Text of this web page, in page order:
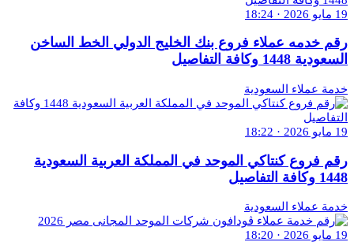
19 مايو 2026 · 18:24
رقم خدمه عملاء فروع بنك الخليج الدولي الخط الساخن
السعودية 1448 وكافة التفاصيل
خدمة عملاء السعودية
19 مايو 2026 · 18:22
رقم فروع كنتاكي الموحد في المملكة العربية السعودية
1448 وكافة التفاصيل
خدمة عملاء السعودية
19 مايو 2026 · 18:20